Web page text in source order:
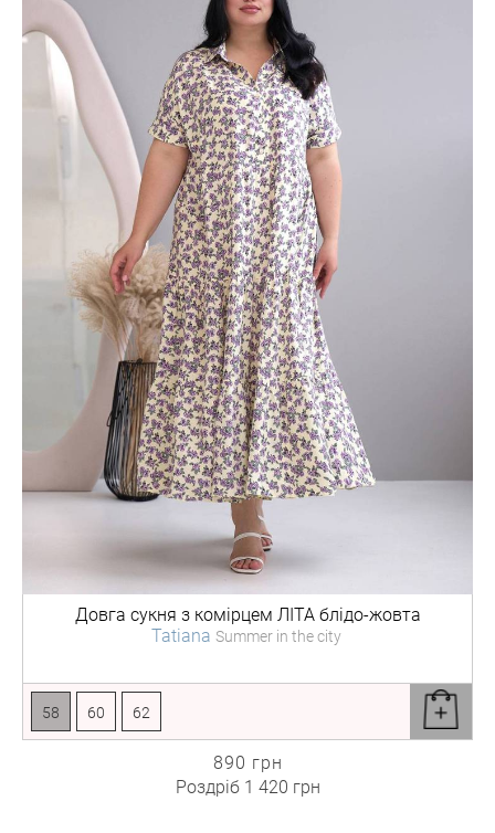
Довга сукня з комірцем ЛІТА блідо-жовта
Tatiana Summer in the city
58 60 62
890 грн
Роздріб 1 420 грн